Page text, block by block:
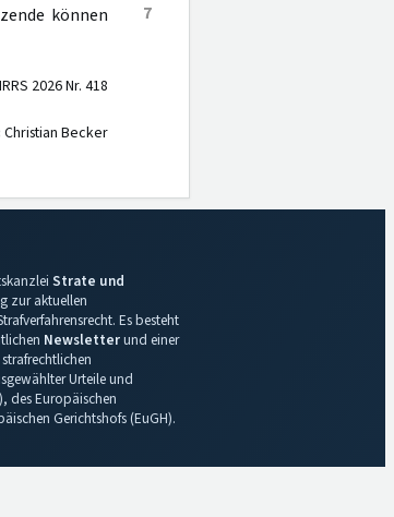
7
können
2026 Nr. 418
Christian Becker
Strate und
zur aktuellen
Es besteht
Newsletterund einer
Urteile und
des Europäischen
Gerichtshofs (EuGH).